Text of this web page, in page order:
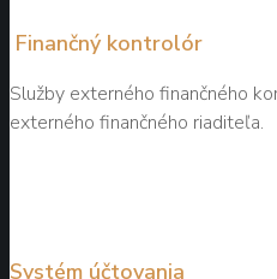
Finančný kontrolór
Služby externého finančného
externého finančného riaditeľa.
Systém účtovania